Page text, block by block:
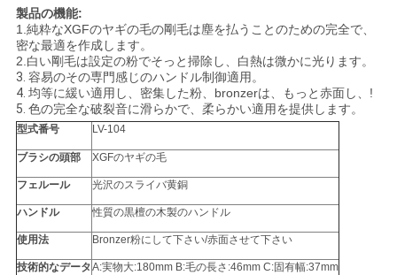
製品の機能:
1.純粋なXGFのヤギの毛の剛毛は塵を払うことのための完全で、
密な最適を作成します。
2.白い剛毛は設定の粉でそっと掃除し、白熱は微かに光ります。
3. 容易のその専門感じのハンドル制御適用。
4. 均等に緩い適用し、密集した粉、bronzerは、もっと赤面し、!
5. 色の完全な破裂音に滑らかで、柔らかい適用を提供します。
型式番号 LV-104
ブラシの頭部 XGFのヤギの毛
フェルール 光沢のスライバ黄銅
ハンドル 性質の黒檀の木製のハンドル
使用法 Bronzer粉にして下さい/赤面させて下さい
技術的なデータA:実物大:180mm B:毛の長さ:46mm C:固有幅:37mm